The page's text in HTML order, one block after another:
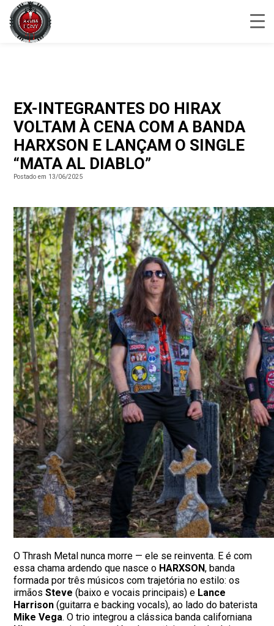
EX-INTEGRANTES DO HIRAX
VOLTAM À CENA COM A BANDA
HARXSON E LANÇAM O SINGLE
“MATA AL DIABLO”
Postado em 13/06/2025
O Thrash Metal nunca morre — ele se reinventa. E é com
essa chama ardendo que nasce o HARXSON, banda
formada por três músicos com trajetória no estilo: os
irmãosSteve (baixo e vocais principais) e Lance
Harrison (guitarra e backing vocals), ao lado do baterista
Mike Vega. O trio integrou a clássica banda californiana